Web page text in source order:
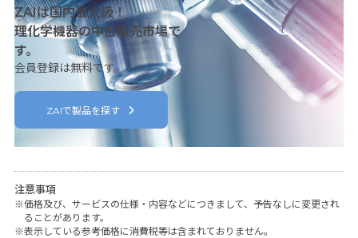
ZAIは国内最大級！
理化学機器の中古販売市場で
す。
会員登録は無料です。
ZAIで製品を探す
注意事項
価格及び、サービスの仕様・内容などにつきまして、予告なしに変更され
ることがあります。
表示している参考価格に消費税等は含まれておりません。